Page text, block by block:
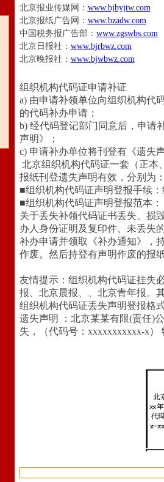
北京报业传媒网： www.bjbyjtw.com
北京报纸广告网： www.bzadw.com
中国税务报广告部： www.zgswbs.com
北京日报社： www.bjrbwz.com
北京晚报社： www.bjwbwz.com
组织机构代码证申请补证
a) 由申请补领单位向组织机构代
的代码补办申请；
b) 经代码登记部门同意后，申请
声明》；
c) 申请补办单位将刊登有《遗失
北京组织机构代码证一套（正本
报纸刊登遗失声明有效，分别为
■组织机构代码证声明登报手续
■组织机构代码证声明登报范本：
关于丢失补领代码证书丢失、损
办人身份证明及复印件、未丢失
补办申请并领取《补办通知》，
作废。然后持登有声明作废的报
友情提示：组织机构代码证挂失
报、北京晨报、、北京青年报。
组织机构代码证丢失声明登报格
遗失声明 ：北京某某有限(责任)
失，（代码号： xxxxxxxxxxx-x）